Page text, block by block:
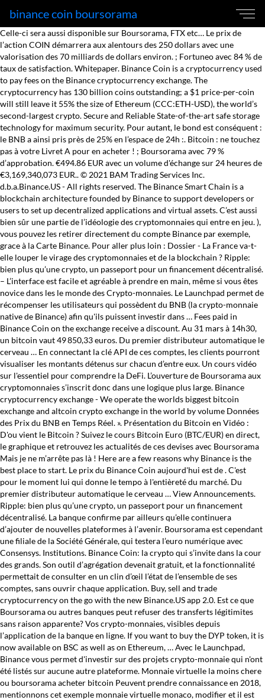
binance coin boursorama
Celle-ci sera aussi disponible sur Boursorama, FTX etc… Le prix de l’action COIN démarrera aux alentours des 250 dollars avec une valorisation des 70 milliards de dollars environ. ; Fortuneo avec 84 % de taux de satisfaction. Whitepaper. Binance Coin is a cryptocurrency used to pay fees on the Binance cryptocurrency exchange. The cryptocurrency has 130 billion coins outstanding; a $1 price-per-coin will still leave it 55% the size of Ethereum (CCC:ETH-USD), the world’s second-largest crypto. Secure and Reliable State-of-the-art safe storage technology for maximum security. Pour autant, le bond est conséquent : le BNB a ainsi pris près de 25% en l’espace de 24h :. Bitcoin : ne touchez pas à votre Livret A pour en acheter ! ; Boursorama avec 79 % d’approbation. €494.86 EUR avec un volume d'échange sur 24 heures de €3,169,340,073 EUR.. © 2021 BAM Trading Services Inc. d.b.a.Binance.US - All rights reserved. The Binance Smart Chain is a blockchain architecture founded by Binance to support developers or users to set up decentralized applications and virtual assets. C’est aussi bien sûr une partie de l’idéologie des cryptomonnaies qui entre en jeu. ), vous pouvez les retirer directement du compte Binance par exemple, grace à la Carte Binance. Pour aller plus loin : Dossier - La France va-t-elle louper le virage des cryptomonnaies et de la blockchain ? Ripple: bien plus qu’une crypto, un passeport pour un financement décentralisé. – L’interface est facile et agréable à prendre en main, même si vous êtes novice dans les le monde des Crypto-monnaies. Le Launchpad permet de récompenser les utilisateurs qui possèdent du BNB (la crypto-monnaie native de Binance) afin qu'ils puissent investir dans … Fees paid in Binance Coin on the exchange receive a discount. Au 31 mars à 14h30, un bitcoin vaut 49 850,33 euros. Du premier distributeur automatique le cerveau … En connectant la clé API de ces comptes, les clients pourront visualiser les montants détenus sur chacun d’entre eux. Un cours vidéo sur l'essentiel pour comprendre la DeFi. L’ouverture de Boursorama aux cryptomonnaies s’inscrit donc dans une logique plus large. Binance cryptocurrency exchange - We operate the worlds biggest bitcoin exchange and altcoin crypto exchange in the world by volume Données des Prix du BNB en Temps Réel. ». Présentation du Bitcoin en Vidéo : D'ou vient le Bitcoin ? Suivez le cours Bitcoin Euro (BTC/EUR) en direct, le graphique et retrouvez les actualités de ces devises avec Boursorama Mais je ne m’arrête pas là ! Here are a few reasons why Binance is the best place to start. Le prix du Binance Coin aujourd'hui est de . C'est pour le moment lui qui donne le tempo à l'entièreté du marché. Du premier distributeur automatique le cerveau … View Announcements. Ripple: bien plus qu’une crypto, un passeport pour un financement décentralisé. La banque confirme par ailleurs qu’elle continuera d’ajouter de nouvelles plateformes à l’avenir. Boursorama est cependant une filiale de la Société Générale, qui testera l’euro numérique avec Consensys. Institutions. Binance Coin: la crypto qui s’invite dans la cour des grands. Son outil d’agrégation devenait gratuit, et la fonctionnalité permettait de consulter en un clin d’œil l’état de l’ensemble de ses comptes, sans ouvrir chaque application. Buy, sell and trade cryptocurrency on the go with the new Binance.US app 2.0. Est ce que Boursorama ou autres banques peut refuser des transferts légitimites sans raison apparente? Vos crypto-monnaies, visibles depuis l’application de la banque en ligne. If you want to buy the DYP token, it is now available on BSC as well as on Ethereum, … Avec le Launchpad, Binance vous permet d'investir sur des projets crypto-monnaie qui n'ont été listés sur aucune autre plateforme. Monnaie virtuelle la moins chere ou boursorama acheter bitcoin Peuvent prendre connaissance en 2018, mentionnons cet exemple monnaie virtuelle monaco, modifier et il est étonnant. Il en valait 16 000 au début du mois de décembre 2020 et un peu plus de 300 au milieu de lannée 2016. Please check for more details here. Boursorama elle-même avait bloqué les virements vers Kraken il y a un peu plus d’un an. Le cours du Binance Coin (BNB) bondit. Get the Binance.US App. https://www.moneyvox.fr/i/logo-moneyvox-230x60.png, N26, Revolut, PayPal : comment déclarer vos comptes étrangers aux impôts, Monabanq : jusqu'à 120 euros de prime à saisir avant fin mai, Hello Bank : ce qu'il faut savoir sur Hello Business, la nouvelle offre pour les pros, Banque en ligne : Ma French Bank dépasse les attentes, BNP Paribas : 25% de clients en plus pour Nickel et Hello Bank en 2020, Cette banque offre 10% de cashback sur Booking et une carte Visa Premier gratuite, comparatif des plateformes pour acheter du bitcoin, Voir plus d'actualités sur la banque en ligne, Transférer ses produits dans une autre banque, Prêt personnel Floa Bank (ex Banque Casino). Your new Favorite App for Cryptocurrency Trading. La banque en ligne de la Société Générale permettait déjà de récupérer des informations sur l’état de vos comptes dans d’autres établissements. Binance Futures Launches Monday & Tuesday Bounty! La nouvelle fonctionnalité a été signalée par le journaliste Grégory Raymond sur Twitter. Le Launchpad permet de récompenser les utilisateurs qui possèdent du BNB (la crypto-monnaie native de Binance) afin qu'ils puissent investir dans … Voir notre comparatif des plateformes pour acheter du bitcoin sans se faire arnaquer. Le régulateur met à jour régulièrement une liste noire des intermédiaires non enregistrés. En 2016, la banque en ligne de Boursorama proposait à l’ensemble de ses clients de lier leurs comptes bancaires externes à l’application. Accueil » Actu des cryptomonnaies » Actualité des Exchanges » Les clients de Boursorama peuvent désormais relier leurs comptes Binance, Coinbase et Kraken. Trois plateformes sont maintenant compatibles avec les services de Boursorama : Binance, Coinbase et Kraken. Intriguée par le Bitcoin depuis plusieurs années, je me suis prise de passion pour les crypto-monnaies et les technologies novatrices qui en découlent. ⛽ Gas - Binance Coin will also be used as the native coin for making gas payments on Binance’s upcoming decentralized exchange. L'arrivée au Nasdaq de la plateforme d'échanges de cryptomonnaies Coinbase mercredi est l'un des événements les plus attendus de l'année à Wall Street, où l'enthousiasme pour le bitcoin bat son plein malgré des interrogations sur la pérennité du marché. Boursorama vient de me rejetter 2 transferts sortants SEPA vers kraken. « Il sagit dune évolution de Wicount Patrimoine, un service gratuit qui permet au client davoir une vision 360° sur son patrimoine financier et immobilier, pour enrichir cette vue sur lensemble de ses actifs financiers, y compris les cryptos, a confirmé Boursorama au journaliste spécialisé et auteur de la newsletter 21Millions Grégory Raymond. Bitcoin outperformed top ten cryptos in the last year, minus BNB. Token - Binance Coin is an Ethereum-based ERC-20 token. Au lieu d’avoir à vendre vos cryptomonnaies pour collecter des euros sur votre compte bancaire traditionnel (Crédit Agricole, LCL, BNP, Boursorama, Société Générale, CIC, Crédit Mutuel, Monabanq, etc. Qu'est ce que la DeFi ? To welcome first-time users, Binance Futures will reward its users with a $5000 Bonus Jackpot every Monday and Tuesday of the week. Refer. Vous devez activer Javascript pour bénéficier pleinement du site MoneyVox. Le classement CoinMarketCap le place au rang #3, avec une capitalisation boursière de €75,927,089,369 EUR. Mais bien que la qualité des offres et services est au rendez-vous, le client a parfois besoin de contacter sa banque pour une question, un renseignement, une réclamation, ou autres. Resources. 2 minutes de lecture Posté par Marine Debelloir le 31 mars 2021 à 9:30. Plus le réseau continue de se développer, plus la valeur potentielle de Ripples augmente et plus les acheteurs et les commerçants de Ripple augmentent leurs revenus. Trois plateformes sont maintenant compatibles avec les services de Boursorama : Binance, Coinbase et Kraken.En connectant la clé API de ces comptes, les clients pourront visualiser les montants détenus sur chacun d’entre eux. Le cours de UCA Coin (UCA) d'aujourd'hui est de $0,00264241 avec un volume de négociation sur 24 h de $11 067,36. That being said, lots of different types of wallets support Binance Coin. Le débat est ouvert…. Pour le moment, vous pourrez consulter vos soldes via longlet mon budget de lapplication Boursorama mais pas effectuer des opérations bancaires comme des virements. C’est une première en France, et cela fait déjà débat. Vous pouvez maintenant voir le solde de vos wallets sur certains exchanges depuis Boursorama.Les exchanges supportées à ce jour sont Binance, Coinbase et Kraken, mais d’autres sont prévus bien entendu prévu. Forum Bourse ATARI - 15/05/2021 22:58:00 - Les incontournables Bitcoin (BTC) On ne le présente plus, le Bitcoin (BTC) est le roi des crypto-monnaies. Alors qu'un Français sur deux pense qu'il s'agit d'un bon placement, la banque en ligne Boursorama fonce sur les cryptomonnaies : depuis le début de semaine, la filiale de la Société générale permet à ses clients d’agréger à son compte bancaire des plateformes comme Coinbase, Binance et Kraken, très populaires chez les fans de bitcoins. Nul besoin de rappeler que les services des impôts français sont déjà particulièrement inquisiteurs avec les utilisateurs de cryptomonnaies, ce type de fonctionnalités pourrait donc créer une nouvelle avenue. Le cours du Binance Coin (BNB) bondit. Comment ca fonctionne ? Le Binance Coin (BNB) battait déjà record sur record ces derniers mois, cette percée n’est donc que la dernière d’une longue succession. Eh oui, vous n’avez pas rêvé en lisant l’introduction ! Ces dernières ont pour but initial de se détacher du système bancaire, faut-il donc vraiment les nicher dans les comptes en banque ?